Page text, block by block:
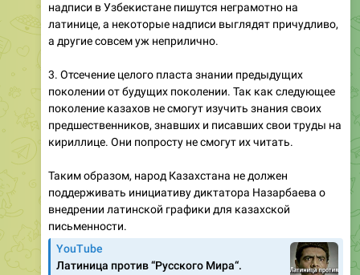
надписи в Узбекистане пишутся неграмотно на
латинице, а некоторые надписи выглядят причудливо,
а другие совсем уж неприлично.
3. Отсечение целого пласта знании предыдущих
поколении от будущих поколении. Так как следующее
поколение казахов не смогут изучить знания своих
предшественников, знавших и писавших свои труды на
кириллице. Они попросту не смогут их читать.
Таким образом, народ Казахстана не должен
поддерживать инициативу диктатора Назарбаева о
внедрении латинской графики для казахской
письменности.
YouTube
Латиница против “Русского Мира“.